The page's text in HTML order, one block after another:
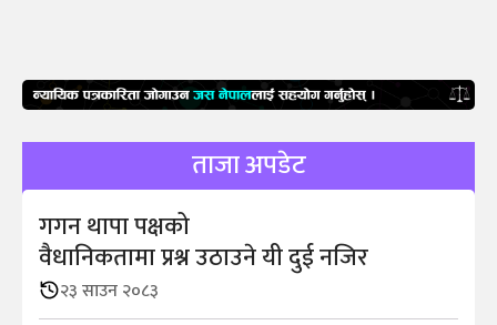
ताजा अपडेट
गगन थापा पक्षको
वैधानिकतामा प्रश्न उठाउने यी दुई नजिर
२३ साउन २०८३